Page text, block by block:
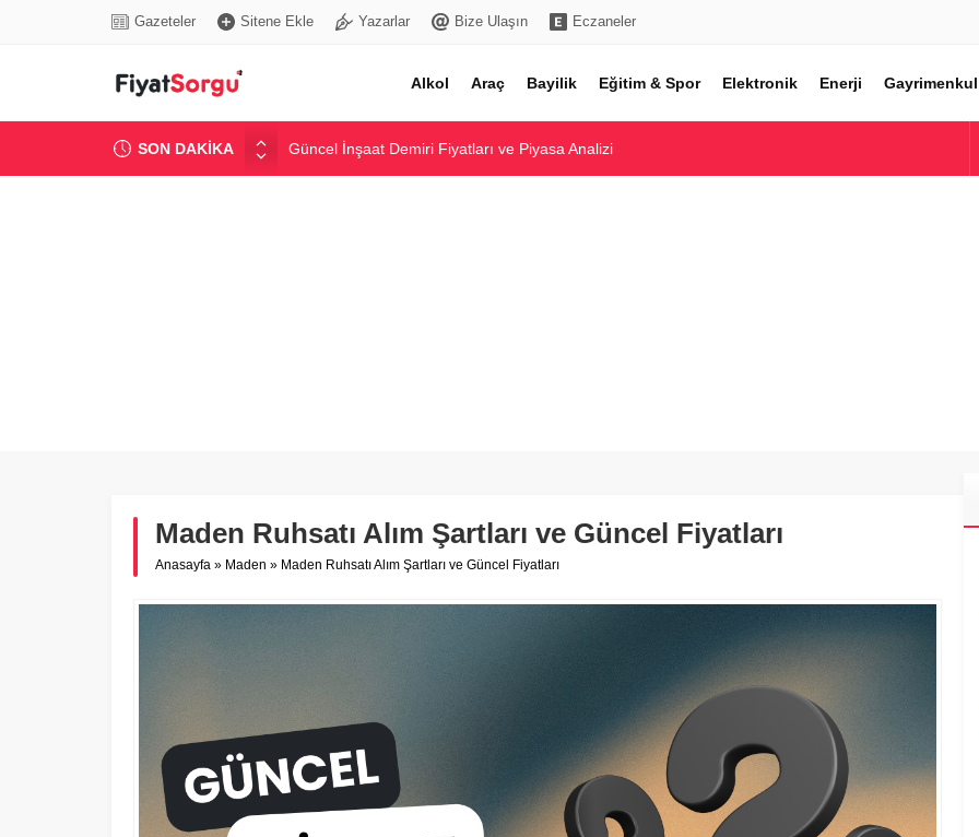
Gazeteler Sitene Ekle Yazarlar Bize Ulaşın Eczaneler
Alkol Araç Bayilik Eğitim & Spor Elektronik Enerji Gayrimenkul
SON DAKİKA
Güncel İnşaat Demiri Fiyatları ve Piyasa Analizi
Dijital Tansiyon Aleti Fiyatları ve En İyi Modeller
Maden Ruhsatı Alım Şartları ve Güncel Fiyatları
Anasayfa » Maden » Maden Ruhsatı Alım Şartları ve Güncel Fiyatları